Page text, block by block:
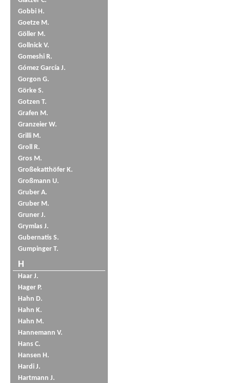
Gobbi H.
Goetze M.
Göller M.
Gollnick V.
Gomeshi R.
Gómez García J.
Gorgon G.
Görke S.
Gotzen T.
Grafen M.
Granzeier W.
Grilli M.
Groll R.
Gros M.
Großekatthöfer K.
Großmann U.
Gruber A.
Gruber M.
Gruner J.
Grymlas J.
Gubernatis S.
Gumpinger T.
H
Haar J.
Hager P.
Hahn D.
Hahn K.
Hahn M.
Hannemann V.
Hans C.
Hansen H.
Hardi J.
Hartmann J.